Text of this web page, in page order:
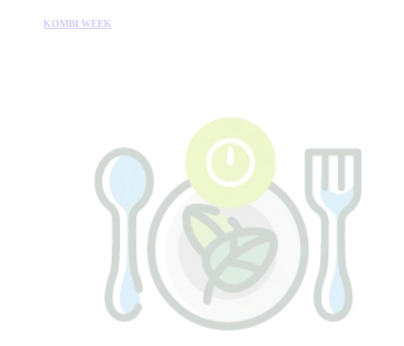
KOMBI WEEK